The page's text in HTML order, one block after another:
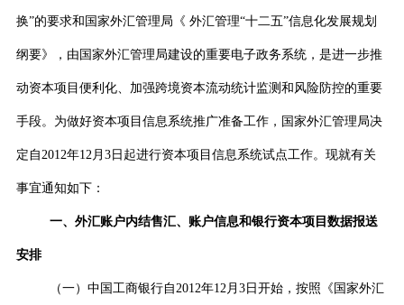
换”的要求和 国家外汇管理局 《 外汇管理“十二五”信息化发展规划
纲要》，由国家外汇管理局建设的重要电子政务系统，是进一步推
动资本项目便利化、加强跨境资本流动统计监测和风险防控的重要
手段。为做好资本项目信息系统推广准备工作，国家外汇管理局决
定自 2012年12 月 3日起进行资本项目信息系统试点工作。现就有关
事宜通知如下：
一、外汇账户内结售汇、账户信息和银行资本项目数据报送
安排
（一）中国工商银行自 2012年12 月3 日开始，按照《国家外汇